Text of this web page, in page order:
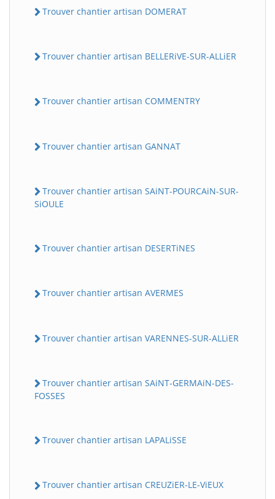
Trouver chantier artisan DOMERAT
Trouver chantier artisan BELLERiVE-SUR-ALLiER
Trouver chantier artisan COMMENTRY
Trouver chantier artisan GANNAT
Trouver chantier artisan SAiNT-POURCAiN-SUR-
SiOULE
Trouver chantier artisan DESERTiNES
Trouver chantier artisan AVERMES
Trouver chantier artisan VARENNES-SUR-ALLiER
Trouver chantier artisan SAiNT-GERMAiN-DES-
FOSSES
Trouver chantier artisan LAPALiSSE
Trouver chantier artisan CREUZiER-LE-ViEUX